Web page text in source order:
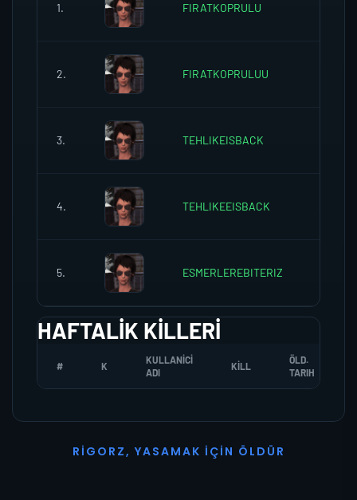
1. FIRATKOPRULU
2. FIRATKOPRULUU
3. TEHLIKEISBACK
4. TEHLIKEEISBACK
5. ESMERLEREBITERIZ
HAFTALIK KILLERI
# K
KULLANICI
ADI
KILL
ÖLD.
TARIH
R I G O R Z, YASAMAK İ ÇI N Ö L D Ü R